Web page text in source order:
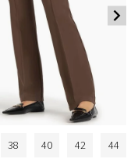
38 40 42 44